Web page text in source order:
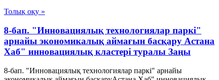
Толық оқу »
8-бап. "Инновациялық технологиялар паркі"
арнайы экономикалық аймағын басқару Астана
Хаб" инновациялық кластері туралы Заңы
8-бап. "Инновациялық технологиялар паркі" арнайы